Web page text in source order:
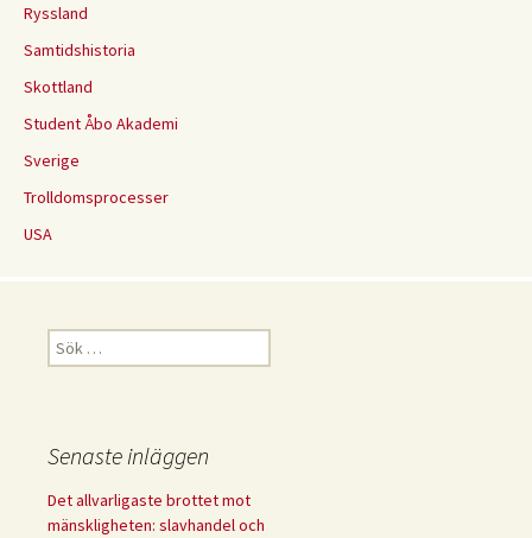
Ryssland
Samtidshistoria
Skottland
Student Åbo Akademi
Sverige
Trolldomsprocesser
USA
Sök
efter:
Senaste inläggen
Det allvarligaste brottet mot
mänskligheten: slavhandel och